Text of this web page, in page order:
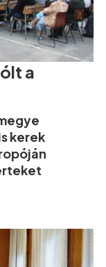
a
kerek